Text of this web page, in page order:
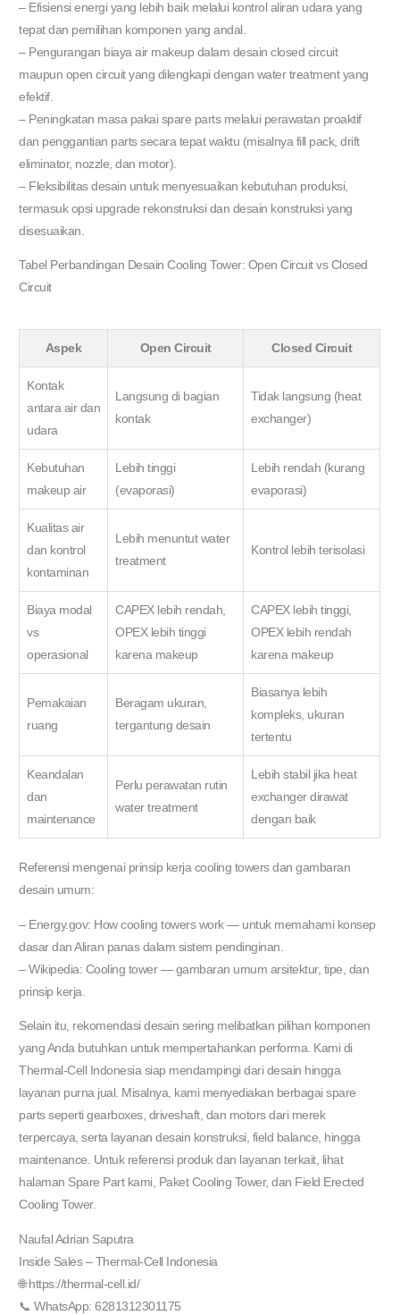
– Efisiensi energi yang lebih baik melalui kontrol aliran udara yang
tepat dan pemilihan komponen yang andal.
– Pengurangan biaya air makeup dalam desain closed circuit
maupun open circuit yang dilengkapi dengan water treatment yang
efektif.
– Peningkatan masa pakai spare parts melalui perawatan proaktif
dan penggantian parts secara tepat waktu (misalnya fill pack, drift
eliminator, nozzle, dan motor).
– Fleksibilitas desain untuk menyesuaikan kebutuhan produksi,
termasuk opsi upgrade rekonstruksi dan desain konstruksi yang
disesuaikan.
Tabel Perbandingan Desain Cooling Tower: Open Circuit vs Closed
Circuit
Aspek Open Circuit Closed Circuit
Kontak
antara air dan
udara
Langsung di bagian
kontak
Tidak langsung (heat
exchanger)
Kebutuhan
makeup air
Lebih tinggi
(evaporasi)
Lebih rendah (kurang
evaporasi)
Kualitas air
dan kontrol
kontaminan
Lebih menuntut water
treatment
Kontrol lebih terisolasi
Biaya modal
vs
operasional
CAPEX lebih rendah,
OPEX lebih tinggi
karena makeup
CAPEX lebih tinggi,
OPEX lebih rendah
karena makeup
Pemakaian
ruang
Beragam ukuran,
tergantung desain
Biasanya lebih
kompleks, ukuran
tertentu
Keandalan
dan
maintenance
Perlu perawatan rutin
water treatment
Lebih stabil jika heat
exchanger dirawat
dengan baik
Referensi mengenai prinsip kerja cooling towers dan gambaran
desain umum:
– Energy.gov: How cooling towers work — untuk memahami konsep
dasar dan Aliran panas dalam sistem pendinginan.
– Wikipedia: Cooling tower — gambaran umum arsitektur, tipe, dan
prinsip kerja.
Selain itu, rekomendasi desain sering melibatkan pilihan komponen
yang Anda butuhkan untuk mempertahankan performa. Kami di
Thermal-Cell Indonesia siap mendampingi dari desain hingga
layanan purna jual. Misalnya, kami menyediakan berbagai spare
parts seperti gearboxes, driveshaft, dan motors dari merek
terpercaya, serta layanan desain konstruksi, field balance, hingga
maintenance. Untuk referensi produk dan layanan terkait, lihat
halaman Spare Part kami, Paket Cooling Tower, dan Field Erected
Cooling Tower.
Naufal Adrian Saputra
Inside Sales – Thermal-Cell Indonesia
🌐 https://thermal-cell.id/
📞 WhatsApp: 6281312301175